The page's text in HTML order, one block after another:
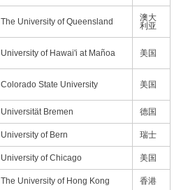
The University of Queensland
澳大
利亚
University of Hawai'i at Mañoa 美国
Colorado State University 美国
Universität Bremen 德国
University of Bern 瑞士
University of Chicago 美国
The University of Hong Kong 香港